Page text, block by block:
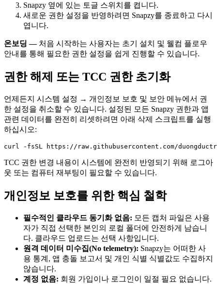
Snapzy 옆에 있는 토글 스위치를 켭니다.
새로운 권한 설정을 반영하려면 Snapzy를 종료하고 다시
엽니다.
온보딩 —처음 시작하는 사용자는 초기 설치 및 웰컴 플로우
안내를 통해 필요한 권한 설정을 쉽게 진행할 수 있습니다.
권한 해제 또는 TCC 권한 초기화
언제든지 시스템 설정 → 개인정보 보호 및 보안 메뉴에서 권
한 설정을 취소할 수 있습니다. 설정된 모든 Snapzy 권한과 앱
관련 데이터를 완전히 리셋하려면 아래 삭제 스크립트를 실행
하십시오:
TCC 권한 변경 내용이 시스템에 완전히 반영되기 위해 로그아
웃 또는 컴퓨터 재부팅이 필요할 수 있습니다.
개인정보 보호를 위한 핵심 철학
필수적인 클라우드 동기화 없음: 모든 캡처 파일은 사용
자가 직접 선택한 본인의 로컬 폴더에 안전하게 남습니
다. 클라우드 업로드는 선택 사항입니다.
원격 데이터 미수집(No telemetry): Snapzy는 어떠한 사
용 통계, 앱 충돌 보고서 및 개인 식별 식별값도 수집하지
않습니다.
계정 없음: 회원 가입이나 로그인이 일절 필요 없습니다.